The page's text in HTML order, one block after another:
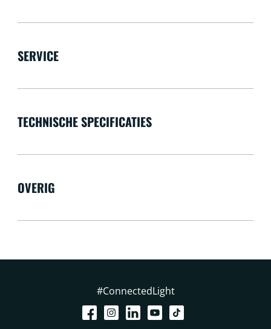
SERVICE
TECHNISCHE SPECIFICATIES
OVERIG
#ConnectedLight